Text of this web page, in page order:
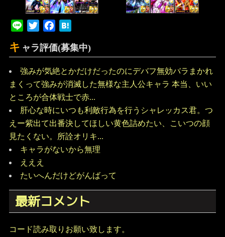
Line Twitter Facebook
キ ャラ評価(募集中)
強みが気絶とかだけだったのにデバフ無効バラまかれ
まくって強みが消滅した無様な主人公キャラ 本当、いい
ところが合体戦士で赤...
肝心な時にいつも利敵行為を行うシャレッカス君。つ
えー紫出て出番決してほしい黄色詰めたい、こいつの顔
見たくない。所詮オリキ...
キャラがないから無理
えええ
たいへんだけどがんばって
最新コメント
コード読み取りお願い致します。